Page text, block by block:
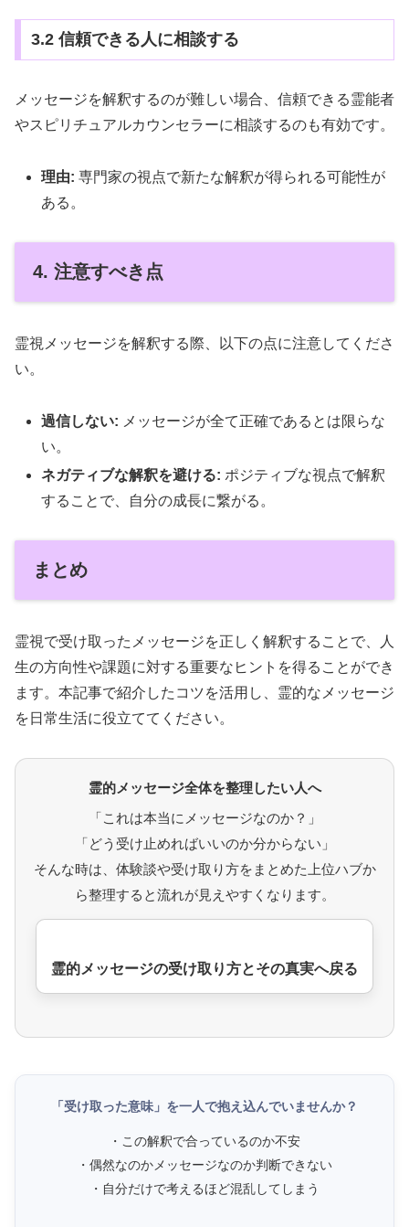
3.2 信頼できる人に相談する
メッセージを解釈するのが難しい場合、信頼できる霊能者
やスピリチュアルカウンセラーに相談するのも有効です。
理由: 専門家の視点で新たな解釈が得られる可能性が
ある。
4. 注意すべき点
霊視メッセージを解釈する際、以下の点に注意してくださ
い。
過信しない: メッセージが全て正確であるとは限らな
い。
ネガティブな解釈を避ける: ポジティブな視点で解釈
することで、自分の成長に繋がる。
まとめ
霊視で受け取ったメッセージを正しく解釈することで、人
生の方向性や課題に対する重要なヒントを得ることができ
ます。本記事で紹介したコツを活用し、霊的なメッセージ
を日常生活に役立ててください。
霊的メッセージ全体を整理したい人へ
「これは本当にメッセージなのか？」
「どう受け止めればいいのか分からない」
そんな時は、体験談や受け取り方をまとめた上位ハブか
ら整理すると流れが見えやすくなります。
霊的メッセージの受け取り方とその真実へ戻る
「受け取った意味」を一人で抱え込んでいませんか？
・この解釈で合っているのか不安
・偶然なのかメッセージなのか判断できない
・自分だけで考えるほど混乱してしまう